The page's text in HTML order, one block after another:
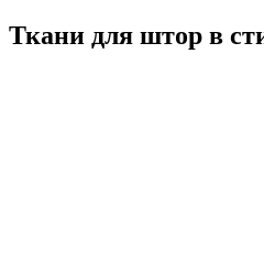
Ткани для штор в